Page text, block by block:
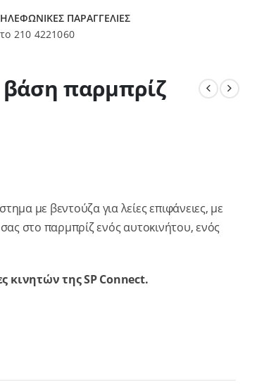
ΠΑΡΑΓΓΕΛΙΕΣ
210 4221060
παρμπρίζ
με βεντούζα για λείες επιφάνειες, με
στο παρμπρίζ ενός αυτοκινήτου, ενός
κινητών της SP Connect.